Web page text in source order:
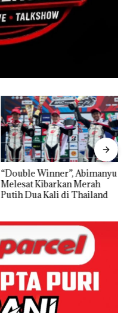
“Double Winner”, Abimanyu
Melesat Kibarkan Merah
Putih Dua Kali di Thailand